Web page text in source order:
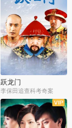
跃龙门
李保田追查科考奇案
全30集